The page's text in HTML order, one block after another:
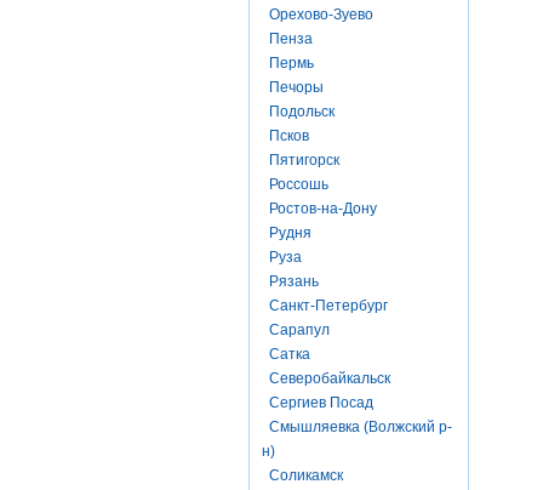
Орехово-Зуево
Пенза
Пермь
Печоры
Подольск
Псков
Пятигорск
Россошь
Ростов-на-Дону
Рудня
Руза
Рязань
Санкт-Петербург
Сарапул
Сатка
Северобайкальск
Сергиев Посад
Смышляевка (Волжский р-
н)
Соликамск